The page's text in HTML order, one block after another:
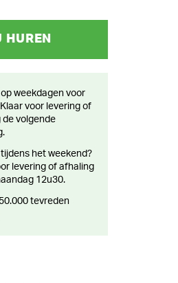
HUREN
voor levering of
de volgende
levering of afhaling
12u30.